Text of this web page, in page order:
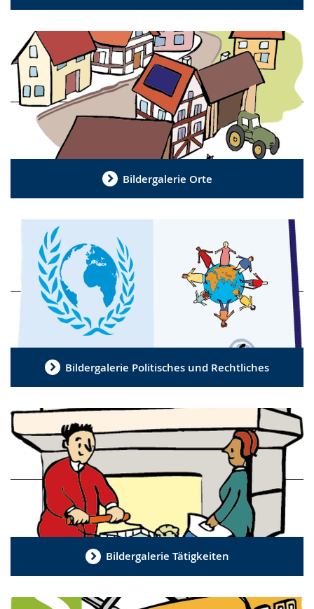
Bildergalerie Orte
Bildergalerie Politisches und Rechtliches
Bildergalerie Tätigkeiten